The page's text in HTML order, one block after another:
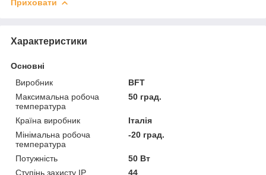
Приховати
Характеристики
Основні
Виробник
BFT
Максимальна робоча
температура
50 град.
Країна виробник
Італія
Мінімальна робоча
температура
-20 град.
Потужність
50 Вт
Ступінь захисту IP
44